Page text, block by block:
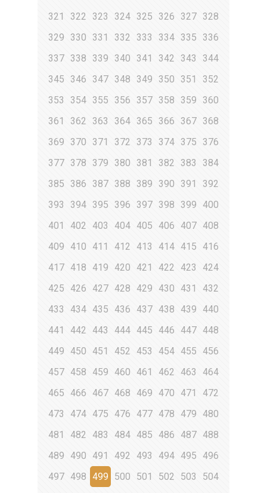
321
322 323 324 325 326 327 328
329
330 331 332 333 334 335
336
337 338 339 340 341 342 343
344
345
346 347 348 349 350 351
352
353
354 355 356 357 358 359 360
361
362 363 364 365 366 367 368
369
370 371 372 373 374 375 376
377 378 379 380 381 382 383
384
385
386 387 388 389 390 391
392
393
394 395 396 397 398 399
400
401
402 403 404 405 406 407 408
409
410 411 412 413 414 415
416
417 418 419 420 421 422 423
424
425
426 427 428 429 430 431
432
433
434 435 436 437 438 439
440
441
442 443 444 445 446 447 448
449
450 451 452 453 454 455
456
457 458 459 460 461 462 463
464
465
466 467 468 469 470 471
472
473
474 475 476 477 478 479
480
481
482 483 484 485 486 487 488
489
490 491 492 493 494 495
496
497 498 499 500 501 502 503
504